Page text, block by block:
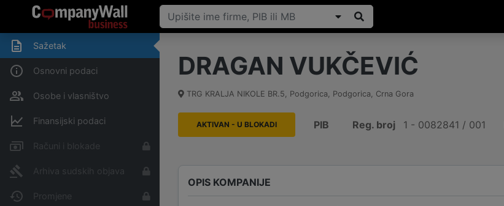
Sažetak
Osnovni podaci
Osobe i vlasništvo
Finansijski podaci
Računi i blokade
Arhiva sudskih objava
Promjene
DRAGAN VUKČEVIĆ
TRG KRALJA NIKOLE BR.5, Podgorica, Podgorica, Crna Gora
AKTIVAN - U BLOKADI PIB Reg. broj 1 - 0082841 / 001
OPIS KOMPANIJE